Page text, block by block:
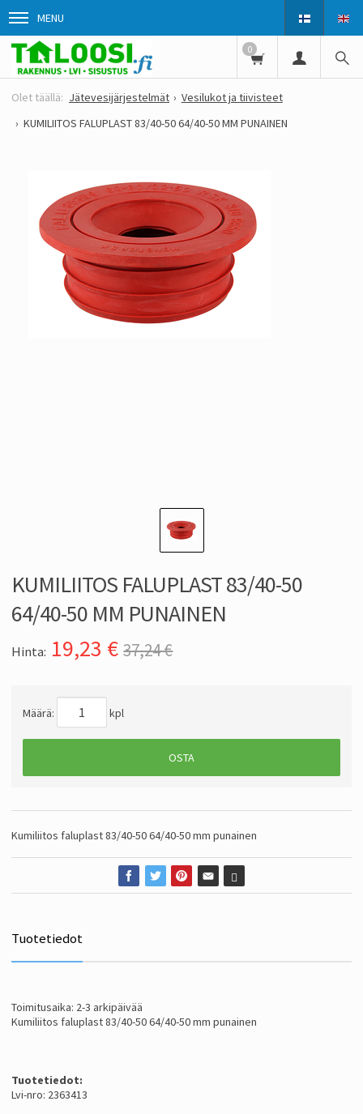
MENU
0
Jätevesijärjestelmät
Vesilukot ja tiivisteet
KUMILIITOS FALUPLAST 83/40-50 64/40-50 MM PUNAINEN
KUMILIITOS FALUPLAST 83/40-50
64/40-50 MM PUNAINEN
Hinta: 19,23 € 37,24 €
Määrä: kpl
OSTA
Kumiliitos faluplast 83/40-50 64/40-50 mm punainen
Tuotetiedot
Toimitusaika: 2-3 arkipäivää
Kumiliitos faluplast 83/40-50 64/40-50 mm punainen
Tuotetiedot:
Lvi-nro: 2363413